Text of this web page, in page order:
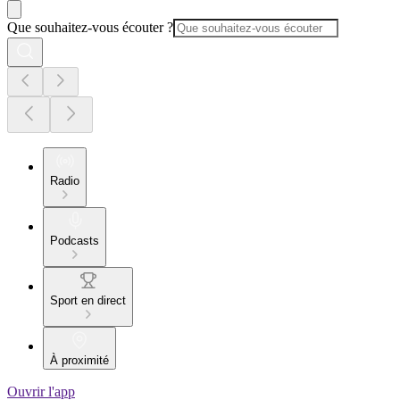
Que souhaitez-vous écouter ?
Radio
Podcasts
Sport en direct
À proximité
Ouvrir l'app